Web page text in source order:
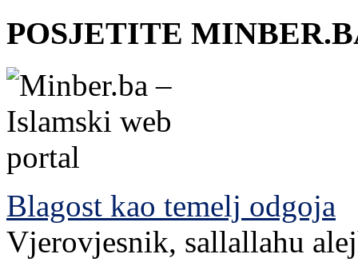
POSJETITE
Blagost kao temelj odgoja
Vjerovjesnik, sallallahu